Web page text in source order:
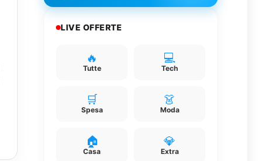
LIVE OFFERTE
🔥
Tutte
💻
Tech
🛒
Spesa
👗
Moda
🏠
Casa
💎
Extra